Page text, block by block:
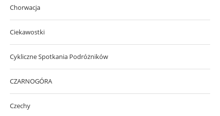
Chorwacja
Ciekawostki
Cykliczne Spotkania Podróżników
CZARNOGÓRA
Czechy